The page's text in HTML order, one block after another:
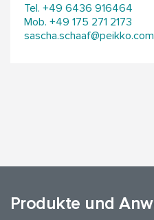
Tel. +49 6436 916464
Mob. +49 175 271 2173
sascha.schaaf@peikko.com
Produkte und